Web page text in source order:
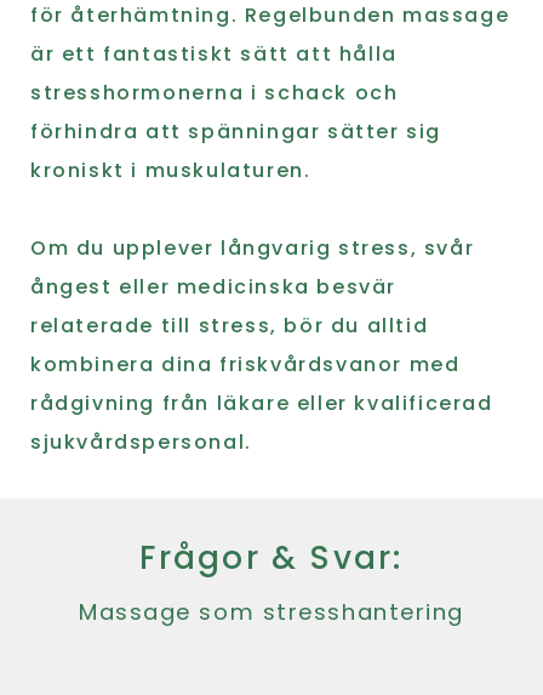
för återhämtning. Regelbunden massage
är ett fantastiskt sätt att hålla
stresshormonerna i schack och
förhindra att spänningar sätter sig
kroniskt i muskulaturen.
Om du upplever långvarig stress, svår
ångest eller medicinska besvär
relaterade till stress, bör du alltid
kombinera dina friskvårdsvanor med
rådgivning från läkare eller kvalificerad
sjukvårdspersonal.
Frågor & Svar:
Massage som stresshantering